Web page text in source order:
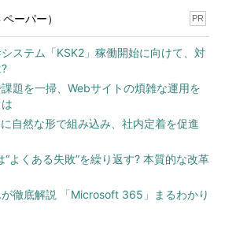
ーパー） PR
ステム「KSK2」稼働開始に向けて、対
題を一掃、Webサイトの煩雑な運用を
自然な形で組み込み、社内定着を促進
“よくある失敗”を繰り返す? 本質的な改革
徹底解説 「Microsoft 365」まるわかり